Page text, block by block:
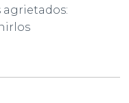
agrietados: